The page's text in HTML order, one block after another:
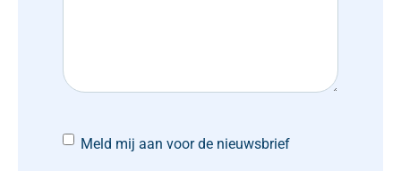
Meld mij aan voor de nieuwsbrief